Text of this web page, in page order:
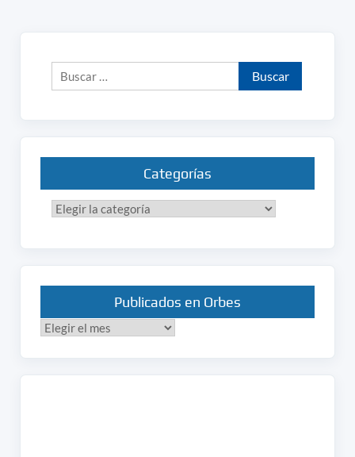
Buscar:
Categorías
Categorías
Publicados en Orbes
Publicados